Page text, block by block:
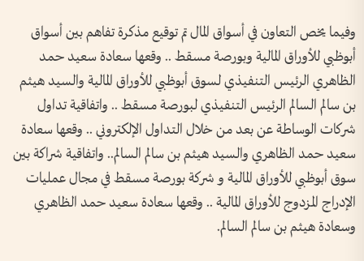
وفيما يخص التعاون في أسواق المال تم توقيع مذكرة تفاهم بين أسواق
أبوظبي للأوراق المالية وبورصة مسقط .. وقعها سعادة سعيد حمد
الظاهري الرئيس التنفيذي لسوق أبوظبي للأوراق المالية والسيد هيثم
بن سالم السالم الرئيس التنفيذي لبورصة مسقط .. واتفاقية تداول
شركات الوساطة عن بعد من خلال التداول الإلكتروني .. وقعها سعادة
سعيد حمد الظاهري والسيد هيثم بن سالم السالم.. واتفاقية شراكة بين
سوق أبوظبي للأوراق المالية و شركة بورصة مسقط في مجال عمليات
الإدراج المزدوج للأوراق المالية .. وقعها سعادة سعيد حمد الظاهري
وسعادة هيثم بن سالم السالم.